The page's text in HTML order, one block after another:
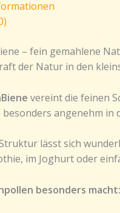
– fein gemahlene
der Natur in den
vereint die feinen
besonders angenehm in
lässt sich
im Joghurt oder
besonders macht: